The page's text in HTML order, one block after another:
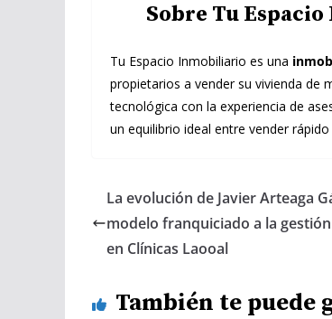
Sobre Tu
Tu Espacio Inmobiliario es una
propietarios a vender su vivienda de
tecnológica con la experiencia de
un equilibrio ideal entre vender
La evolución de Javier Arteaga
modelo franquiciado a la
en Clínicas Laooal
También te puede